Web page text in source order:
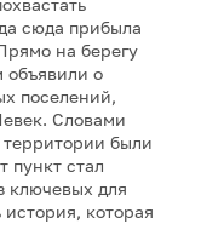
сюда прибыла
на берегу
объявили о
поселений,
Словами
были
пункт стал
ключевых для
которая